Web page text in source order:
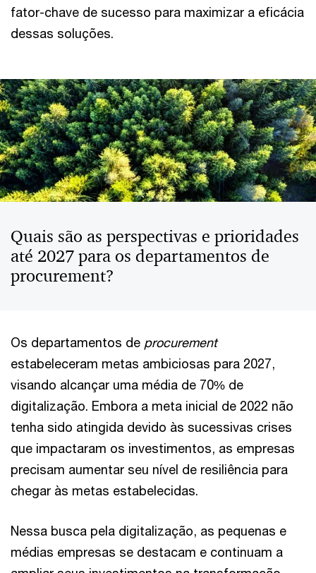
fator-chave de sucesso para maximizar a eficácia
dessas soluções.
Quais são as perspectivas e prioridades
até 2027 para os departamentos de
procurement?
Os departamentos de procurement
estabeleceram metas ambiciosas para 2027,
visando alcançar uma média de 70% de
digitalização. Embora a meta inicial de 2022 não
tenha sido atingida devido às sucessivas crises
que impactaram os investimentos, as empresas
precisam aumentar seu nível de resiliência para
chegar às metas estabelecidas.
Nessa busca pela digitalização, as pequenas e
médias empresas se destacam e continuam a